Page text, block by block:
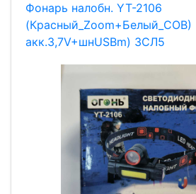
Фонарь налобн. YT-2106
(Красный_Zoom+Белый_COB)
акк.3,7V+шнUSBm) ЗСЛ5